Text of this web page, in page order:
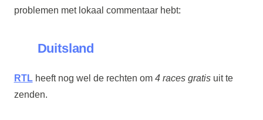
problemen met lokaal commentaar hebt:
Duitsland
RTLheeft nog wel de rechten om 4 races gratisuit te
zenden.